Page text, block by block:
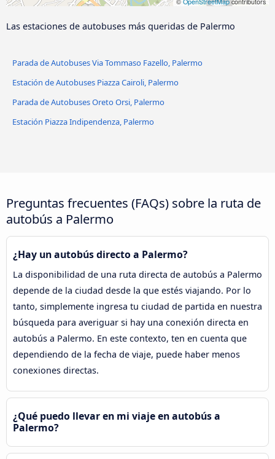
Via Fazello
Estación Central
Porto)
Las estaciones de autobuses más queridas de Palermo
Parada de Autobuses Via Tommaso Fazello, Palermo
Estación de Autobuses Piazza Cairoli, Palermo
Parada de Autobuses Oreto Orsi, Palermo
Estación Piazza Indipendenza, Palermo
Preguntas frecuentes (FAQs) sobre la ruta de
autobús a Palermo
¿Hay un autobús directo a Palermo?
La disponibilidad de una ruta directa de autobús a Palermo
depende de la ciudad desde la que estés viajando. Por lo
tanto, simplemente ingresa tu ciudad de partida en nuestra
búsqueda para averiguar si hay una conexión directa en
autobús a Palermo. En este contexto, ten en cuenta que
dependiendo de la fecha de viaje, puede haber menos
conexiones directas.
¿Qué puedo llevar en mi viaje en autobús a
Palermo?